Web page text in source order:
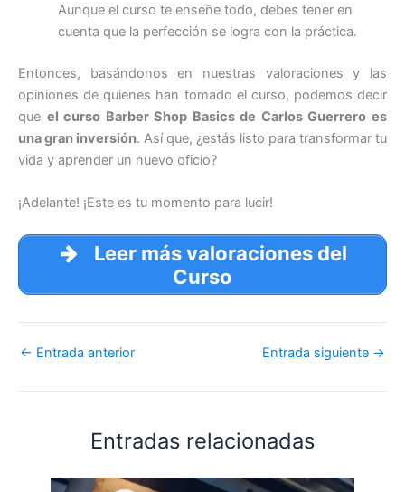
Aunque el curso te enseñe todo, debes tener en
cuenta que la perfección se logra con la práctica.
Entonces, basándonos en nuestras valoraciones y las
opiniones de quienes han tomado el curso, podemos decir
que el curso Barber Shop Basics de Carlos Guerrero es
una gran inversión. Así que, ¿estás listo para transformar tu
vida y aprender un nuevo oficio?
¡Adelante! ¡Este es tu momento para lucir!
Leer más valoraciones del
Curso
← Entrada anterior Entrada siguiente →
Entradas relacionadas